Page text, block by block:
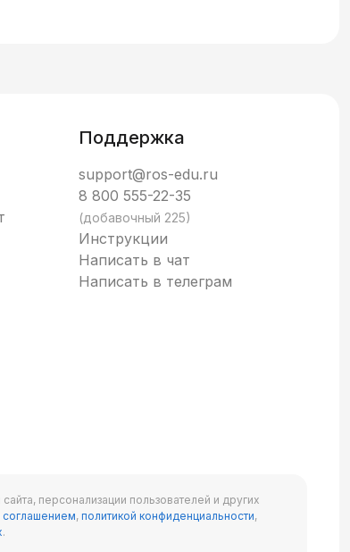
Поддержка
support@ros-edu.ru
8 800 555-22-35
(добавочный 225)
Инструкции
Написать в чат
Написать в телеграм
персонализации пользователей и других
соглашением, политикой конфиденциальности,
.